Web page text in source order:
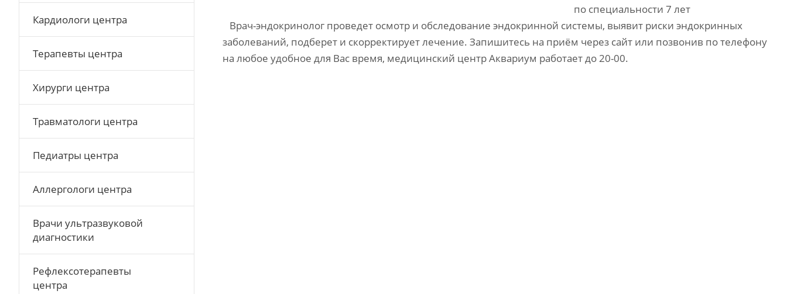
по специальности 7 лет
Врач-эндокринолог проведет осмотр и обследование эндокринной системы, выявит риски эндокринных
заболеваний, подберет и скорректирует лечение. Запишитесь на приём через сайт или позвонив по телефону
на любое удобное для Вас время, медицинский центр Аквариум работает до 20-00.
Кардиологи центра
Терапевты центра
Хирурги центра
Травматологи центра
Педиатры центра
Аллергологи центра
Врачи ультразвуковой
диагностики
Рефлексотерапевты
центра